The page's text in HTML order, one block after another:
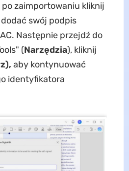
po zaimportowaniu kliknij
dodać swój podpis
Następnie przejdź do
(Narzędzia), kliknij
aby kontynuować
identyfikatora